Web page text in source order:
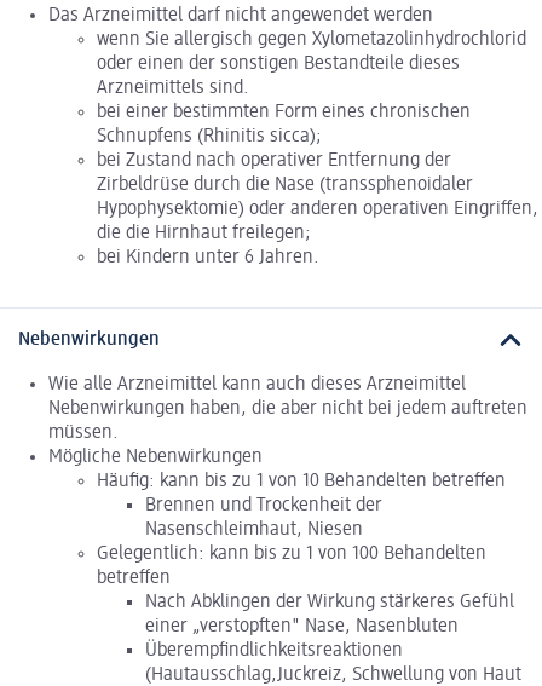
Das Arzneimittel darf nicht angewendet werden
wenn Sie allergisch gegen Xylometazolinhydrochlorid
oder einen der sonstigen Bestandteile dieses
Arzneimittels sind.
bei einer bestimmten Form eines chronischen
Schnupfens (Rhinitis sicca);
bei Zustand nach operativer Entfernung der
Zirbeldrüse durch die Nase (transsphenoidaler
Hypophysektomie) oder anderen operativen Eingriffen,
die die Hirnhaut freilegen;
bei Kindern unter 6 Jahren.
Nebenwirkungen
Wie alle Arzneimittel kann auch dieses Arzneimittel
Nebenwirkungen haben, die aber nicht bei jedem auftreten
müssen.
Mögliche Nebenwirkungen
Häufig: kann bis zu 1 von 10 Behandelten betreffen
Brennen und Trockenheit der
Nasenschleimhaut, Niesen
Gelegentlich: kann bis zu 1 von 100 Behandelten
betreffen
Nach Abklingen der Wirkung stärkeres Gefühl
einer „verstopften" Nase, Nasenbluten
Überempfindlichkeitsreaktionen
(Hautausschlag,Juckreiz, Schwellung von Haut